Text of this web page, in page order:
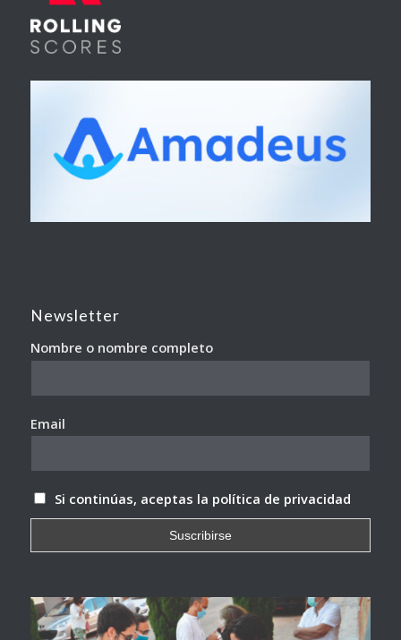
Newsletter
Nombre o nombre completo
Email
Si continúas, aceptas la política de privacidad